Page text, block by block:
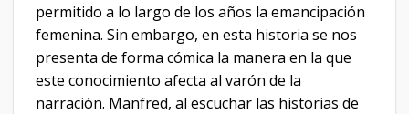
permitido a lo largo de los años la emancipación
femenina. Sin embargo, en esta historia se nos
presenta de forma cómica la manera en la que
este conocimiento afecta al varón de la
narración. Manfred, al escuchar las historias de